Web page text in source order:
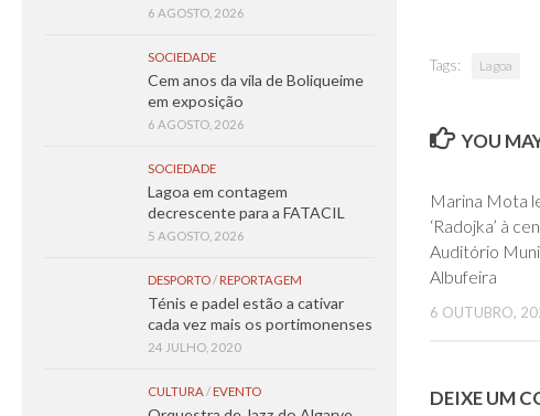
Tags: Lagoa
YOU
Marina Mota
‘Radojka’ à
Auditório
Albufeira
6 OUTUBRO,
DEIXE UM
6 AGOSTO, 2026
SOCIEDADE
Cem anos da vila de Boliqueime
em exposição
6 AGOSTO, 2026
SOCIEDADE
Lagoa em contagem
decrescente para a FATACIL
5 AGOSTO, 2026
DESPORTO/ REPORTAGEM
Ténis e padel estão a cativar
cada vez mais os portimonenses
24 JULHO, 2020
CULTURA/ EVENTO